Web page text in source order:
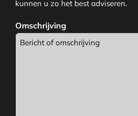
kunnen u zo het best adviseren.
Omschrijving